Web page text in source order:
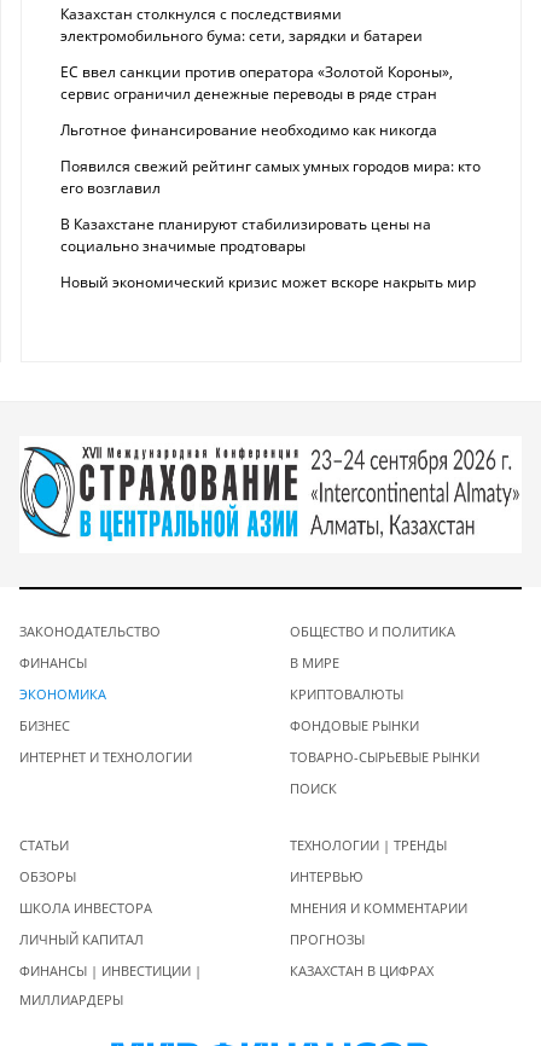
Казахстан столкнулся с последствиями
электромобильного бума: сети, зарядки и батареи
ЕС ввел санкции против оператора «Золотой Короны»,
сервис ограничил денежные переводы в ряде стран
Льготное финансирование необходимо как никогда
Появился свежий рейтинг самых умных городов мира: кто
его возглавил
В Казахстане планируют стабилизировать цены на
социально значимые продтовары
Новый экономический кризис может вскоре накрыть мир
ЗАКОНОДАТЕЛЬСТВО
ФИНАНСЫ
ЭКОНОМИКА
БИЗНЕС
ИНТЕРНЕТ И ТЕХНОЛОГИИ
ОБЩЕСТВО И ПОЛИТИКА
В МИРЕ
КРИПТОВАЛЮТЫ
ФОНДОВЫЕ РЫНКИ
ТОВАРНО-СЫРЬЕВЫЕ РЫНКИ
ПОИСК
СТАТЬИ
ОБЗОРЫ
ШКОЛА ИНВЕСТОРА
ЛИЧНЫЙ КАПИТАЛ
ФИНАНСЫ | ИНВЕСТИЦИИ |
МИЛЛИАРДЕРЫ
ТЕХНОЛОГИИ | ТРЕНДЫ
ИНТЕРВЬЮ
МНЕНИЯ И КОММЕНТАРИИ
ПРОГНОЗЫ
КАЗАХСТАН В ЦИФРАХ